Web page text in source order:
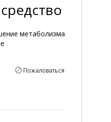
метаболизма
Пожаловаться